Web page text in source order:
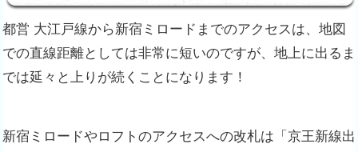
都営 大江戸線から新宿ミロードまでのアクセスは、地図
での直線距離としては非常に短いのですが、地上に出るま
では延々と上りが続くことになります！
新宿ミロードやロフトのアクセスへの改札は「京王新線出